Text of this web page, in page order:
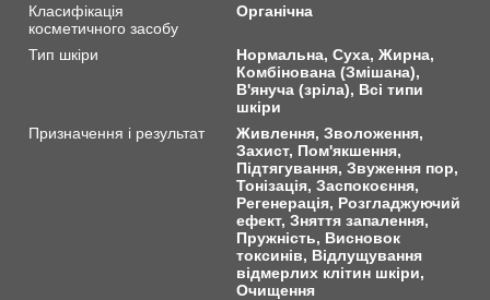
Класифікація
косметичного засобу
Органічна
Тип шкіри
Нормальна, Суха, Жирна,
Комбінована (Змішана),
В'януча (зріла), Всі типи
шкіри
Призначення і результат
Живлення, Зволоження,
Захист, Пом'якшення,
Підтягування, Звуження пор,
Тонізація, Заспокоєння,
Регенерація, Розгладжуючий
ефект, Зняття запалення,
Пружність, Висновок
токсинів, Відлущування
відмерлих клітин шкіри,
Очищення